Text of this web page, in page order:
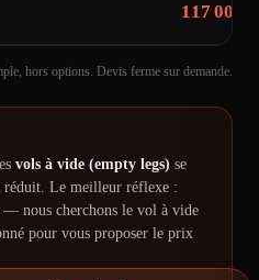
117 000€
hors options. Devis ferme sur demande.
vols à vide (empty legs) se
Le meilleur réflexe :
— nous cherchons le vol à vide
pour vous proposer le prix